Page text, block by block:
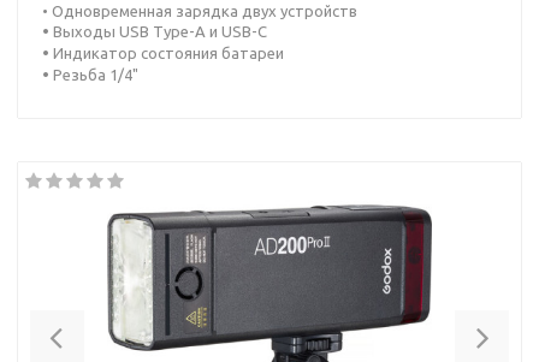
• Одновременная зарядка двух устройств
• Выходы USB Type-A и USB-C
• Индикатор состояния батареи
• Резьба 1/4"
Previous